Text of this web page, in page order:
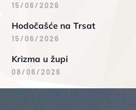
15/06/2026
Hodočašće na Trsat
15/06/2026
Krizma u župi
08/06/2026